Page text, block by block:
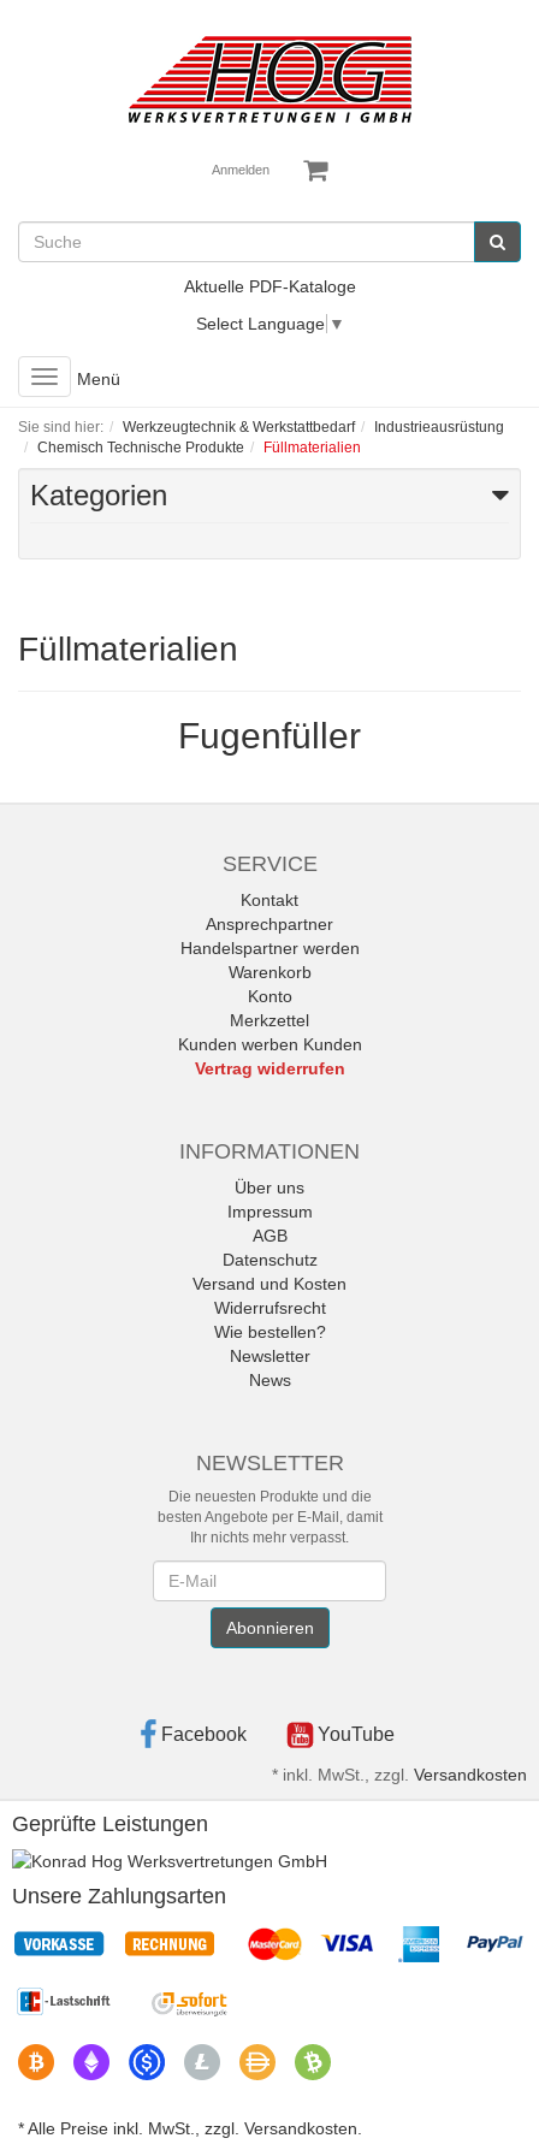
Anmelden
Aktuelle PDF-Kataloge
Select Language ▼
Toggle
navigation
Menü
Sie sind hier: Werkzeugtechnik & Werkstattbedarf
Industrieausrüstung
Chemisch Technische Produkte
Füllmaterialien
Kategorien
Füllmaterialien
Fugenfüller
SERVICE
Kontakt
Ansprechpartner
Handelspartner werden
Warenkorb
Konto
Merkzettel
Kunden werben Kunden
Vertrag widerrufen
INFORMATIONEN
Über uns
Impressum
AGB
Datenschutz
Versand und Kosten
Widerrufsrecht
Wie bestellen?
Newsletter
News
NEWSLETTER
Die neuesten Produkte und die
besten Angebote per E-Mail, damit
Ihr nichts mehr verpasst.
Abonnieren
Facebook YouTube
* inkl. MwSt., zzgl. Versandkosten
Geprüfte Leistungen
Unsere Zahlungsarten
* Alle Preise inkl. MwSt., zzgl. Versandkosten.